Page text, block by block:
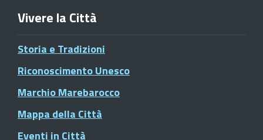
Vivere la Città
Storia e Tradizioni
Riconoscimento Unesco
Marchio Marebarocco
Mappa della Città
Eventi in Città